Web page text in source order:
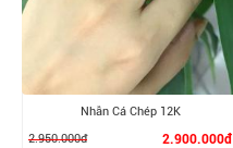
Nhẫn Cá Chép 12K
2.950.000đ
2.900.000đ